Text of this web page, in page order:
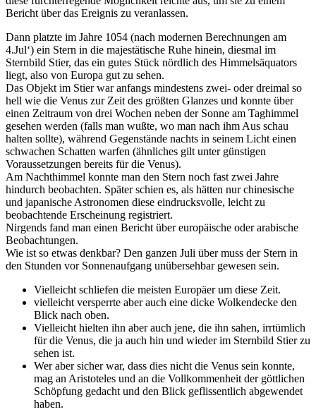
Bericht über das Ereignis zu veranlassen.
Dann platzte im Jahre 1054 (nach modernen Berechnungen am
4.Jul‘) ein Stern in die majestätische Ruhe hinein, diesmal im
Sternbild Stier, das ein gutes Stück nördlich des Himmelsäquators
liegt, also von Europa gut zu sehen.
Das Objekt im Stier war anfangs mindestens zwei- oder dreimal so
hell wie die Venus zur Zeit des größten Glanzes und konnte über
einen Zeitraum von drei Wochen neben der Sonne am Taghimmel
gesehen werden (falls man wußte, wo man nach ihm Aus schau
halten sollte), während Gegenstände nachts in seinem Licht einen
schwachen Schatten warfen (ähnliches gilt unter günstigen
Voraussetzungen bereits für die Venus).
Am Nachthimmel konnte man den Stern noch fast zwei Jahre
hindurch beobachten. Später schien es, als hätten nur chinesische
und japanische Astronomen diese eindrucksvolle, leicht zu
beobachtende Erscheinung registriert.
Nirgends fand man einen Bericht über europäische oder arabische
Beobachtungen.
Wie ist so etwas denkbar? Den ganzen Juli über muss der Stern in
den Stunden vor Sonnenaufgang unübersehbar gewesen sein.
Vielleicht schliefen die meisten Europäer um diese Zeit.
vielleicht versperrte aber auch eine dicke Wolkendecke den
Blick nach oben.
Vielleicht hielten ihn aber auch jene, die ihn sahen, irrtümlich
für die Venus, die ja auch hin und wieder im Sternbild Stier zu
sehen ist.
Wer aber sicher war, dass dies nicht die Venus sein konnte,
mag an Aristoteles und an die Vollkommenheit der göttlichen
Schöpfung gedacht und den Blick geflissentlich abgewendet
haben.